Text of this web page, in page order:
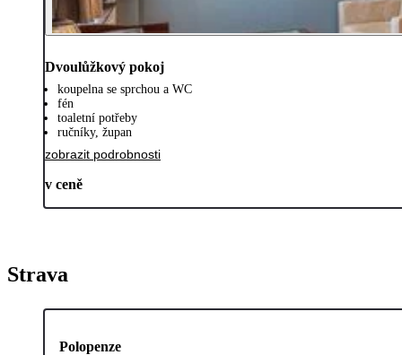
Dvoulůžkový pokoj
koupelna se sprchou a WC
fén
toaletní potřeby
ručníky, župan
zobrazit podrobnosti
v ceně
Strava
Polopenze